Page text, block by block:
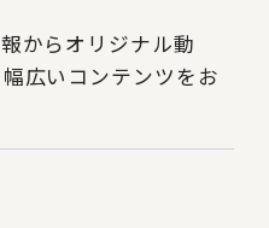
からオリジナル動
広いコンテンツをお